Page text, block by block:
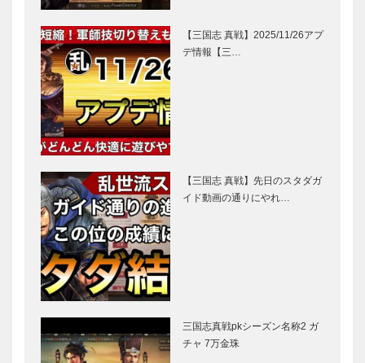
【三国志 真戦】2025/11/26アプ
デ情報【三…
【三国志 真戦】先日のスタダガ
イド動画の通りにやれ…
三国志真戦pkシーズン名称2 ガ
チャ 7万金珠